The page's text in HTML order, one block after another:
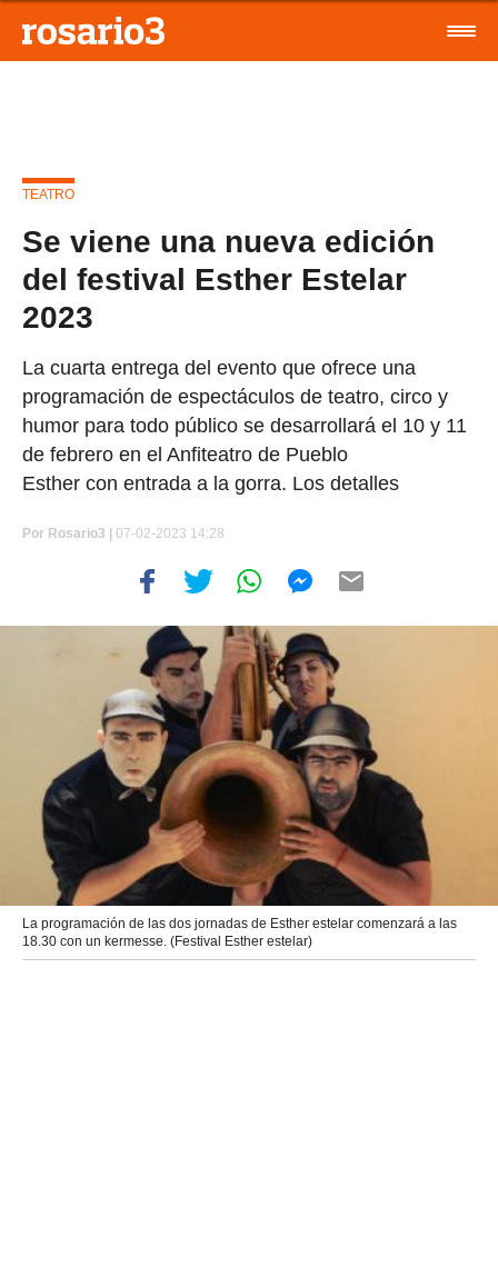
TEATRO
Se viene una nueva edición
del festival Esther Estelar
2023
La cuarta entrega del evento que ofrece una
programación de espectáculos de teatro, circo y
humor para todo público se desarrollará el 10 y 11
de febrero en el Anfiteatro de Pueblo
Esther con entrada a la gorra. Los detalles
Por Rosario3 | 07-02-2023 14:28
La programación de las dos jornadas de Esther estelar comenzará a las
18.30 con un kermesse. (Festival Esther estelar)